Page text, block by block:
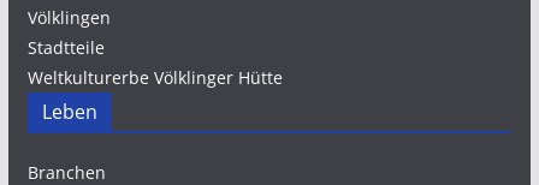
Völklingen
Stadtteile
Weltkulturerbe Völklinger Hütte
Leben
Branchen